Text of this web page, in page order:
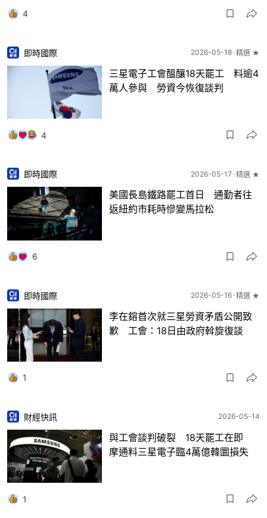
4
即時國際 2026-05-18 精選 ★
三星電子工會醞釀18天罷工 料逾4
萬人參與 勞資今恢復談判
4
即時國際 2026-05-17 精選 ★
美國長島鐵路罷工首日 通勤者往
返紐約市耗時慘變馬拉松
6
即時國際 2026-05-16 精選 ★
李在鎔首次就三星勞資矛盾公開致
歉 工會：18日由政府斡旋復談
1
財經快訊 2026-05-14
與工會談判破裂 18天罷工在即
摩通料三星電子臨4萬億韓圜損失
1